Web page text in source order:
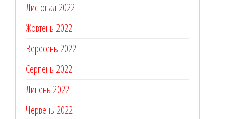
Листопад 2022
Жовтень 2022
Вересень 2022
Серпень 2022
Липень 2022
Червень 2022